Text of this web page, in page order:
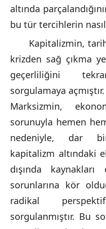
altında
bu tür tercihlerin nasıl
Kapitalizmin,
krizden sağ çıkma
geçerliliğini
sorgulamaya
Marksizmin,
sorunuyla hemen
nedeniyle, dar
kapitalizm altındaki
dışında
sorunlarına kör
radikal
sorgulanmıştır. Bu